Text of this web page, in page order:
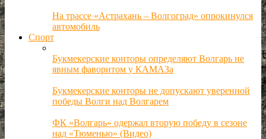
На трассе «Астрахань – Волгоград» опрокинулся
автомобиль
Спорт
Букмекерские конторы определяют Волгарь не
явным фаворитом у КАМАЗа
Букмекерские конторы не допускают уверенной
победы Волги над Волгарем
ФК «Волгарь» одержал вторую победу в сезоне
над «Тюменью» (Видео)